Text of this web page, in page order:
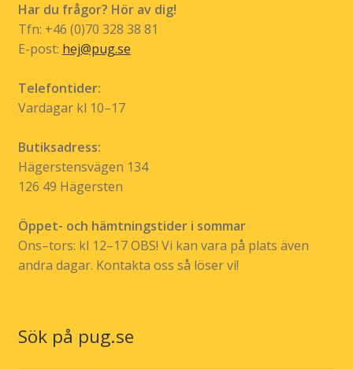
Har du frågor? Hör av dig!
Tfn: +46 (0)70 328 38 81
E-post: hej@pug.se
Telefontider:
Vardagar kl 10–17
Butiksadress:
Hägerstensvägen 134
126 49 Hägersten
Öppet- och hämtningstider i sommar
Ons–tors: kl 12–17 OBS! Vi kan vara på plats även
andra dagar. Kontakta oss så löser vi!
Sök på pug.se